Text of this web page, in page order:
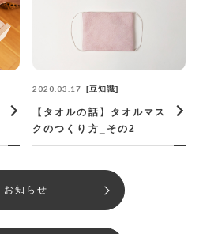
2020.03.17 豆知識
【タオルの話】タオルマス
クのつくり方_その2
お知らせ